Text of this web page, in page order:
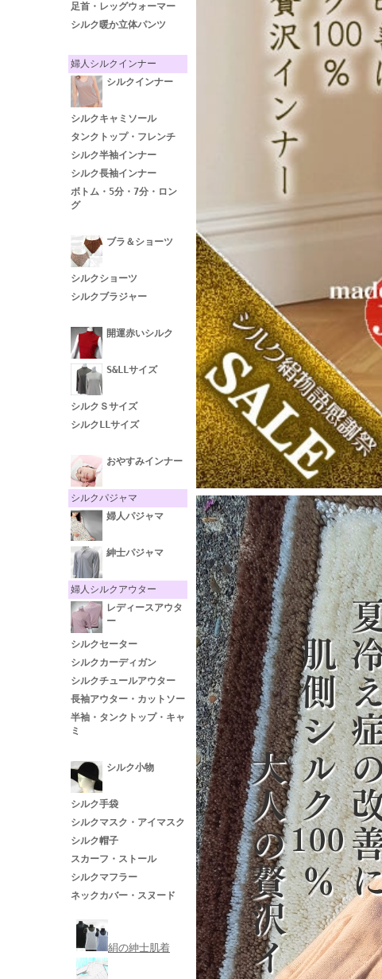
足首・レッグウォーマー
シルク暖か立体パンツ
婦人シルクインナー
シルクインナー
シルクキャミソール
タンクトップ・フレンチ
シルク半袖インナー
シルク長袖インナー
ボトム・5分・7分・ロン
グ
ブラ＆ショーツ
シルクショーツ
シルクブラジャー
開運赤いシルク
S&LLサイズ
シルクＳサイズ
シルクLLサイズ
おやすみインナー
シルクパジャマ
婦人パジャマ
紳士パジャマ
婦人シルクアウター
レディースアウタ
ー
シルクセーター
シルクカーディガン
シルクチュールアウター
長袖アウター・カットソー
半袖・タンクトップ・キャ
ミ
シルク小物
シルク手袋
シルクマスク・アイマスク
シルク帽子
スカーフ・ストール
シルクマフラー
ネックカバー・スヌード
絹の紳士肌着